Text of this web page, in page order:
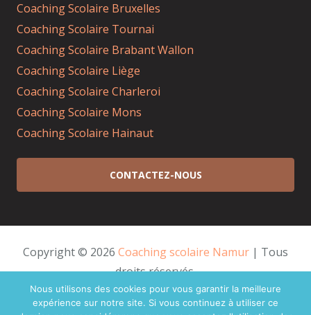
Coaching Scolaire Bruxelles
Coaching Scolaire Tournai
Coaching Scolaire Brabant Wallon
Coaching Scolaire Liège
Coaching Scolaire Charleroi
Coaching Scolaire Mons
Coaching Scolaire Hainaut
CONTACTEZ-NOUS
Copyright © 2026 Coaching scolaire Namur | Tous
droits réservés.
Powered byPrivium – Des services qui soutiennent
vos soins. Pour psychologues, psychotherapeutes et
Nous utilisons des cookies pour vous garantir la meilleure
expérience sur notre site. Si vous continuez à utiliser ce